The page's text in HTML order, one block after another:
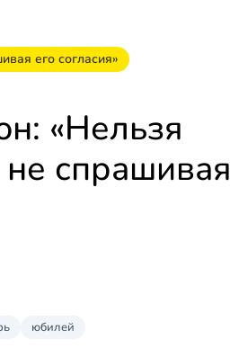
его согласия»
«Нельзя
спрашивая
юбилей